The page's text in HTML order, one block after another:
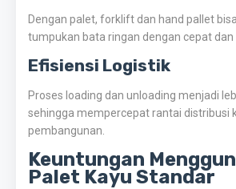
Dengan palet, forklift dan hand pallet
tumpukan bata ringan dengan cepat dan
Efisiensi Logistik
Proses loading dan unloading menjadi
sehingga mempercepat rantai distribusi
pembangunan.
Keuntungan
Palet Kayu Standar